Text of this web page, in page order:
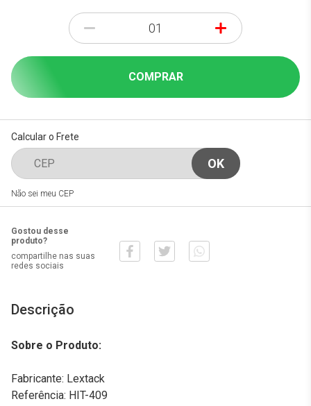
- +
COMPRAR
Calcular o Frete
Não sei meu CEP
Gostou desse
produto?
compartilhe nas suas
redes sociais
Descrição
Sobre o Produto:
Fabricante: Lextack
Referência: HIT-409